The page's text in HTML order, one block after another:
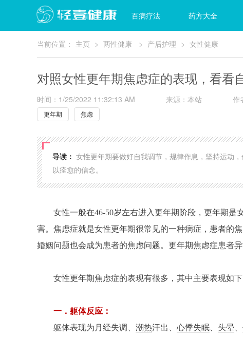
首页 百病疗法 药方大全
当前位置： 主页 > 两性健康 > 产后护理 > 女性健康
对照女性更年期焦虑症的表现，看看
时间：1/25/2022 11:32:13 AM 来源：本站 作
更年期
焦虑
导读： 女性更年期要做好自我调节，规律作息，坚持运动
以痊愈的信念。
女性一般在46-50岁左右进入更年期阶段，更年期
害。焦虑症就是女性更年期很常见的一种病症，患者的
婚姻问题也会成为患者的焦虑问题。更年期焦虑症患者
女性更年期焦虑症的表现有很多，其中主要表现如下
一．躯体反应：
躯体表现为月经失调、 潮热汗出、 心悸失眠 头晕